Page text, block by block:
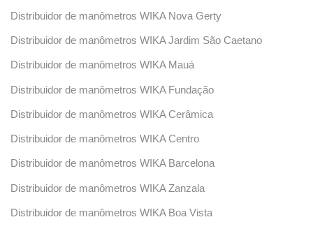
Distribuidor de manômetros WIKA Nova Gerty
Distribuidor de manômetros WIKA Jardim São Caetano
Distribuidor de manômetros WIKA Mauá
Distribuidor de manômetros WIKA Fundação
Distribuidor de manômetros WIKA Cerâmica
Distribuidor de manômetros WIKA Centro
Distribuidor de manômetros WIKA Barcelona
Distribuidor de manômetros WIKA Zanzala
Distribuidor de manômetros WIKA Boa Vista